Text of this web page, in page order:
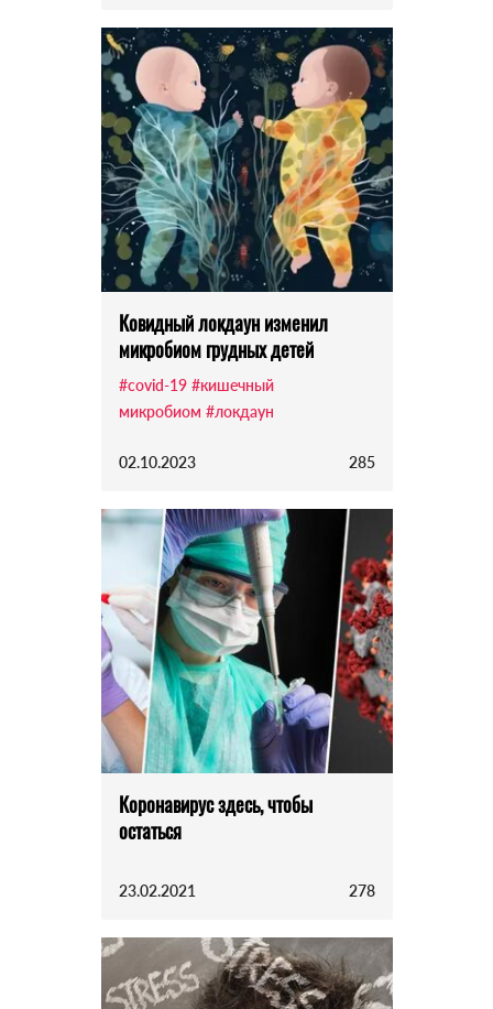
Ковидный локдаун изменил
микробиом грудных детей
#covid-19 #кишечный
микробиом #локдаун
02.10.2023 285
Коронавирус здесь, чтобы
остаться
23.02.2021 278